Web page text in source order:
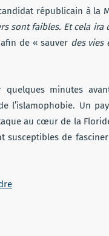
républicain à la
sont faibles. Et cela ira
de « sauver des vies
minutes
l’islamophobie. Un
au cœur de la
susceptibles de